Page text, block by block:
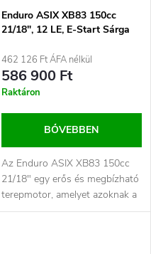
Enduro ASIX XB83 150cc
21/18", 12 LE, E-Start Sárga
462 126 Ft ÁFA nélkül
586 900 Ft
Raktáron
BŐVEBBEN
Az Enduro ASIX XB83 150cc
21/18" egy erős és megbízható
terepmotor, amelyet azoknak a
motorosoknak készítettek,